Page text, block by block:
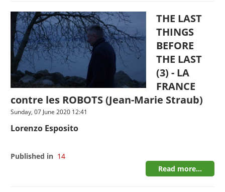
THE LAST
THINGS
BEFORE
THE LAST
(3) - LA
FRANCE
contre les ROBOTS (Jean-Marie Straub)
Sunday, 07 June 2020 12:41
Lorenzo Esposito
Published in 14
Read more...